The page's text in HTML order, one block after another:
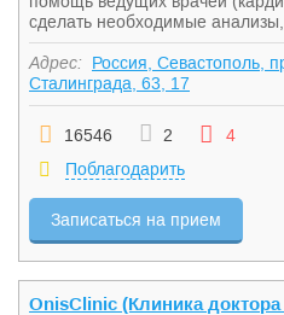
сделать необходимые
Адрес:
Россия, Севастополь,
Сталинграда, 63, 17
16546 2
4
Поблагодарить
Записаться на прием
OnisClinic (Клиника